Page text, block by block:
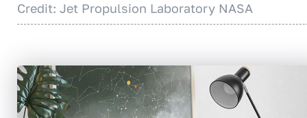
Credit: Jet Propulsion Laboratory NASA